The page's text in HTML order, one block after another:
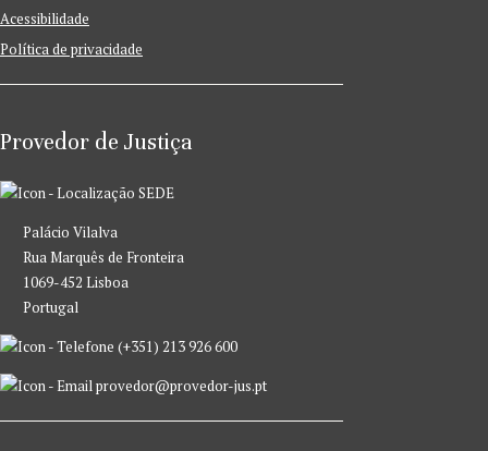
Acessibilidade
Política de privacidade
Provedor de Justiça
SEDE
Palácio Vilalva
Rua Marquês de Fronteira
1069-452 Lisboa
Portugal
(+351) 213 926 600
provedor@provedor-jus.pt